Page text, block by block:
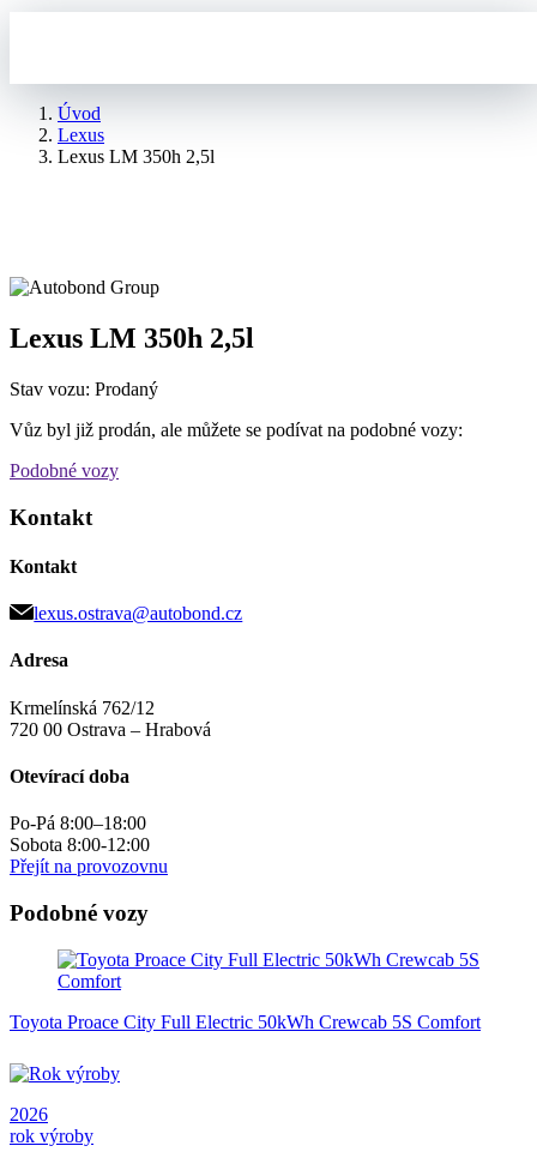
Úvod
Lexus
Lexus LM 350h 2,5l
Lexus LM 350h 2,5l
Stav vozu: Prodaný
Vůz byl již prodán, ale můžete se podívat na podobné vozy:
Podobné vozy
Kontakt
Kontakt
lexus.ostrava@autobond.cz
Adresa
Krmelínská 762/12
720 00 Ostrava – Hrabová
Otevírací doba
Po-Pá 8:00–18:00
Sobota 8:00-12:00
Přejít na provozovnu
Podobné vozy
Toyota Proace City Full Electric 50kWh Crewcab 5S Comfort
2026
rok výroby